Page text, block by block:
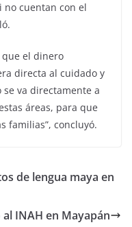
cuentan con el
que el dinero
directa al cuidado y
se va directamente a
áreas, para que
familias”, concluyó.
de lengua maya en
INAH en Mayapán